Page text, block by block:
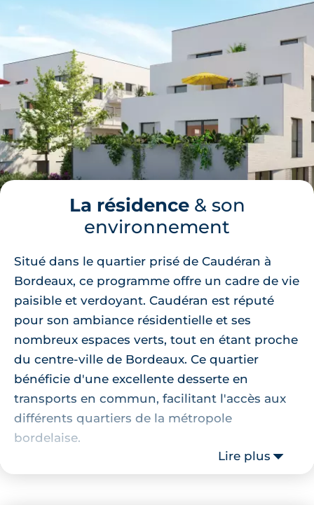
La résidence& son
environnement
Situé dans le quartier prisé de Caudéran à
Bordeaux, ce programme offre un cadre de vie
paisible et verdoyant. Caudéran est réputé
pour son ambiance résidentielle et ses
nombreux espaces verts, tout en étant proche
du centre-ville de Bordeaux. Ce quartier
bénéficie d'une excellente desserte en
transports en commun, facilitant l'accès aux
différents quartiers de la métropole
bordelaise.
Localisation de la résidence
Lire plus